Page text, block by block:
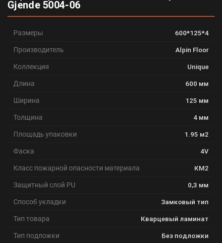
Gjende 5004-06
Размеры 600*125*4
Производитель Alpin Floor
Коллекция Unique
Длина 600 мм
Ширина 125 мм
Толщина 4 мм
Площадь упаковки 1.95 м2
Фаска 4V
Класс пожарной опасности материала КМ2
Защитный слой PU 0,3 мм
Способ укладки Замковый тип
Тип товара Кварцевый ламинат
Тип подложки Без подложки